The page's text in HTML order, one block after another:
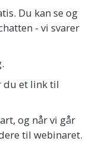
Du kan se og
- vi svarer
du et link til
og når vi går
til webinaret.